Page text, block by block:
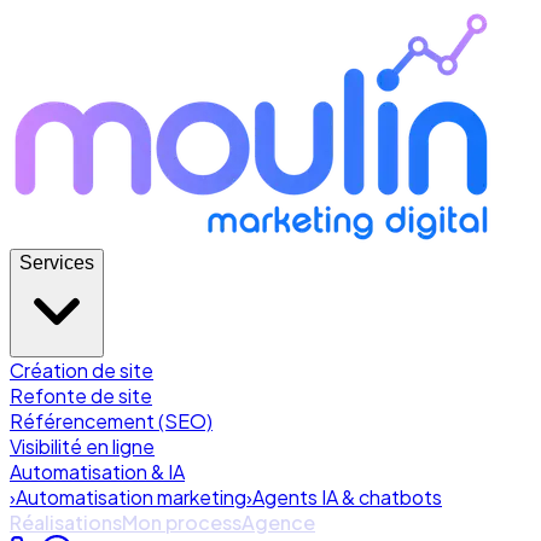
Services
Création de site
Refonte de site
Référencement (SEO)
Visibilité en ligne
Automatisation & IA
›Automatisation marketing›Agents IA & chatbots
RéalisationsMon processAgence